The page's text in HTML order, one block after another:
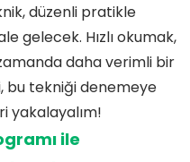
düzenli pratikle
gelecek. Hızlı okumak,
daha verimli bir
bu tekniği denemeye
yakalayalım!
ile